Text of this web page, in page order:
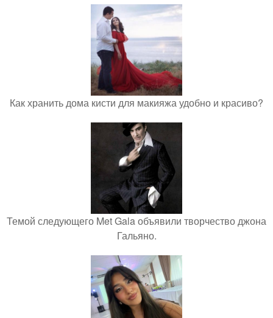
Как хранить дома кисти для макияжа удобно и красиво?
Темой следующего Met Gala объявили творчество джона
Гальяно.